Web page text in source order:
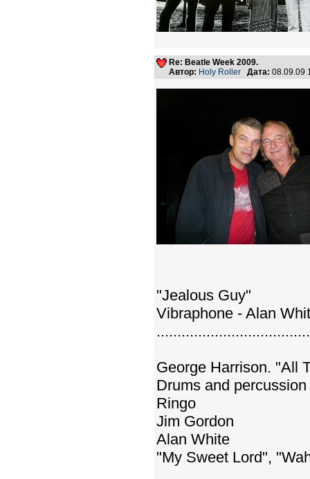
Re: Beatle Week 2009.
Автор: Holy Roller Дата:
"Jealous Guy"
Vibraphone - Alan
George Harrison. "All
Drums and percussion
Ringo
Jim Gordon
Alan White
"My Sweet Lord",